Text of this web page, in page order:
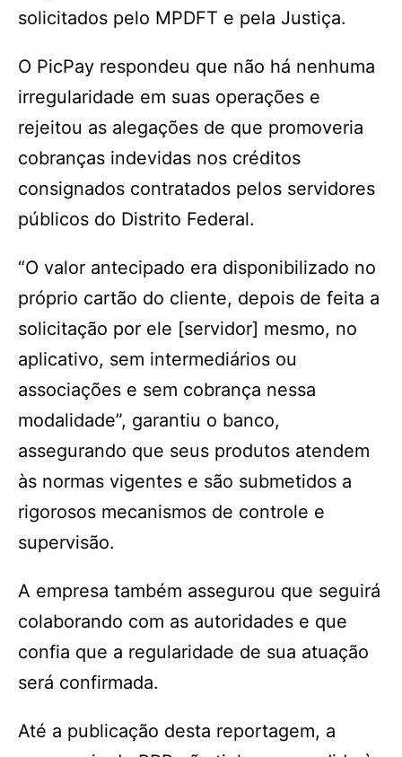
solicitados pelo MPDFT e pela Justiça.
O PicPay respondeu que não há nenhuma
irregularidade em suas operações e
rejeitou as alegações de que promoveria
cobranças indevidas nos créditos
consignados contratados pelos servidores
públicos do Distrito Federal.
“O valor antecipado era disponibilizado no
próprio cartão do cliente, depois de feita a
solicitação por ele [servidor] mesmo, no
aplicativo, sem intermediários ou
associações e sem cobrança nessa
modalidade”, garantiu o banco,
assegurando que seus produtos atendem
às normas vigentes e são submetidos a
rigorosos mecanismos de controle e
supervisão.
A empresa também assegurou que seguirá
colaborando com as autoridades e que
confia que a regularidade de sua atuação
será confirmada.
Até a publicação desta reportagem, a